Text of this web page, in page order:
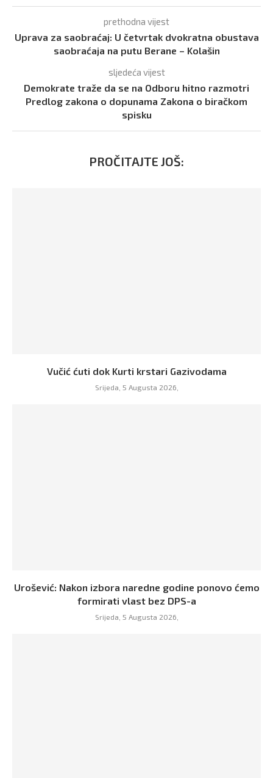
prethodna vijest
Uprava za saobraćaj: U četvrtak dvokratna obustava
saobraćaja na putu Berane – Kolašin
sljedeća vijest
Demokrate traže da se na Odboru hitno razmotri
Predlog zakona o dopunama Zakona o biračkom
spisku
PROČITAJTE JOŠ:
Vučić ćuti dok Kurti krstari Gazivodama
Srijeda, 5 Augusta 2026,
Urošević: Nakon izbora naredne godine ponovo ćemo
formirati vlast bez DPS-a
Srijeda, 5 Augusta 2026,